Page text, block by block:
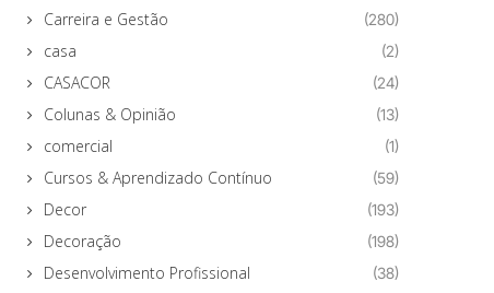
Carreira e Gestão (280)
casa (2)
CASACOR (24)
Colunas & Opinião (13)
comercial (1)
Cursos & Aprendizado Contínuo (59)
Decor (193)
Decoração (198)
Desenvolvimento Profissional (38)